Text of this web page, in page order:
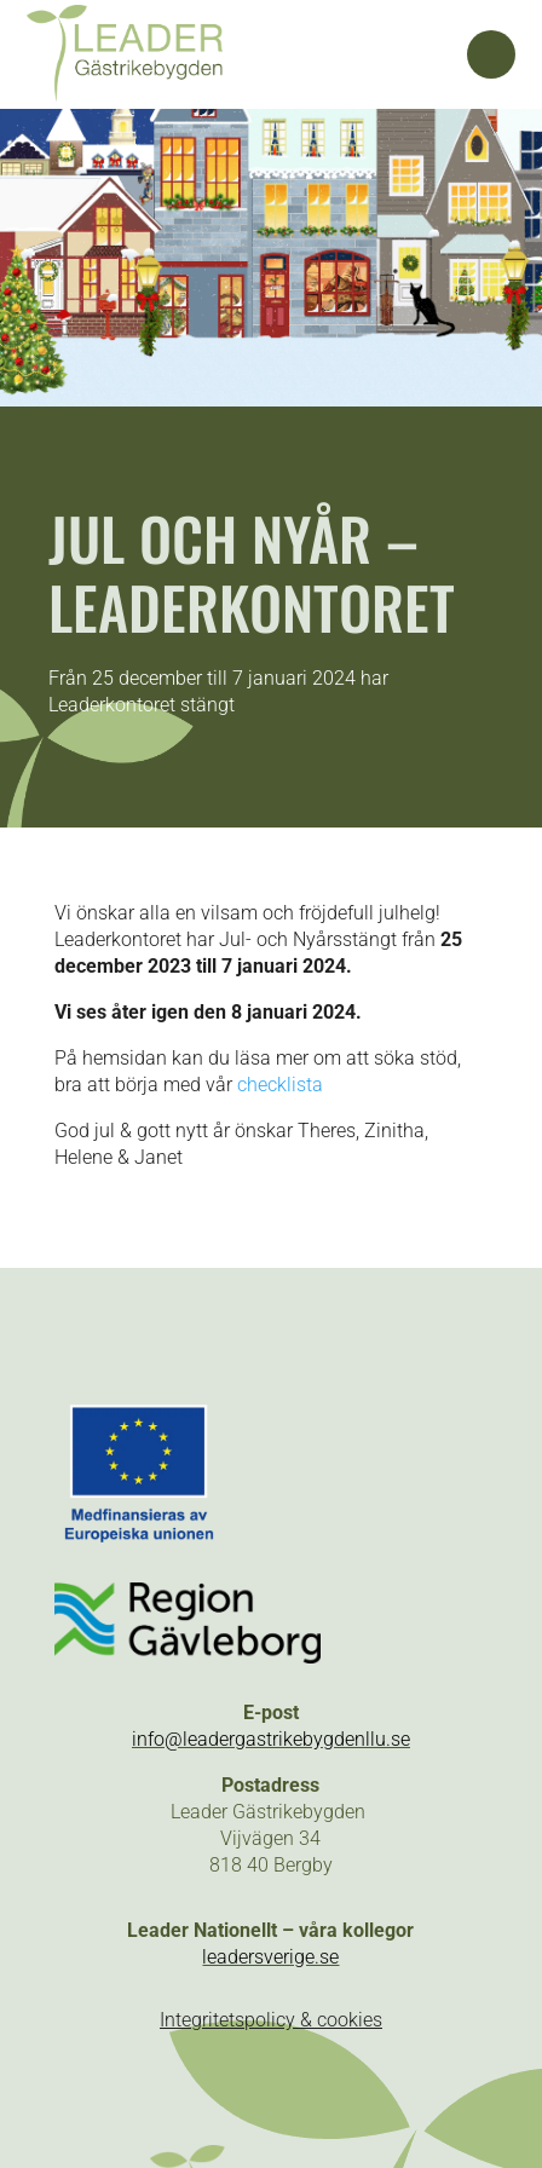
JUL OCH NYÅR –
LEADERKONTORET
Från 25 december till 7 januari 2024 har
Leaderkontoret stängt
Vi önskar alla en vilsam och fröjdefull julhelg!
Leaderkontoret har Jul- och Nyårsstängt från 25
december 2023 till 7 januari 2024.
Vi ses åter igen den 8 januari 2024.
På hemsidan kan du läsa mer om att söka stöd,
bra att börja med vårchecklista
God jul & gott nytt år önskar Theres, Zinitha,
Helene & Janet
E-post
info@leadergastrikebygdenllu.se
Postadress
Leader Gästrikebygden
Vijvägen 34
818 40 Bergby
Leader Nationellt – våra kollegor
leadersverige.se
Integritetspolicy & cookies